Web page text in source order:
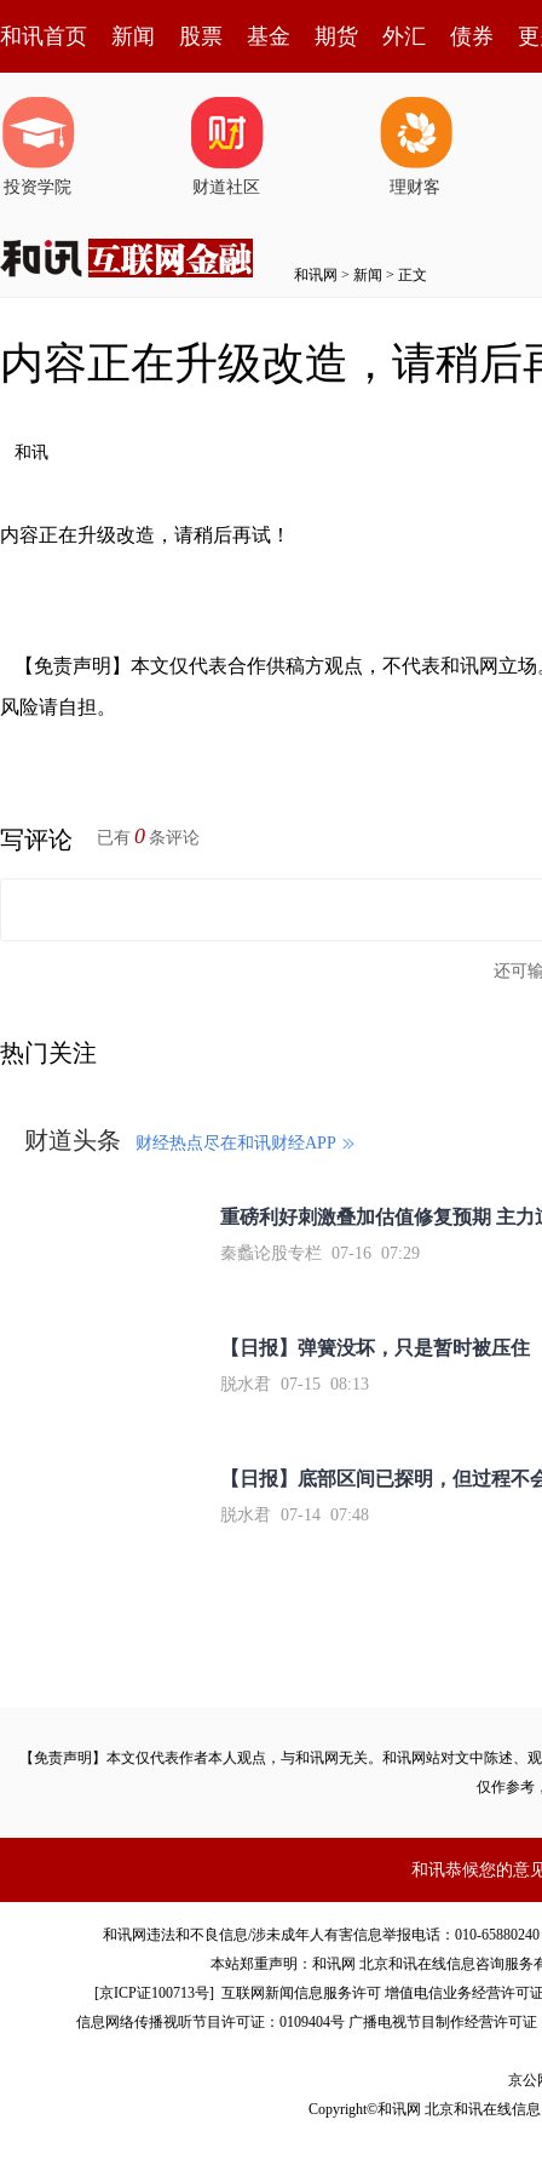
和讯首页 新闻 股票 基金 期货 外汇 债券
投资学院 财道社区 理财客
和讯网 > 新闻 > 正文
内容正在升级改造，请稍后
和讯
内容正在升级改造，请稍后再试！
【免责声明】本文仅代表合作供稿方观点，不代表和讯网立
风险请自担。
写评论 已有 0 条评论
还可
热门关注
财道头条 财经热点尽在和讯财经APP
秦蠡论股专栏 07-16 07:29
【日报】弹簧没坏，只是暂时被压住
脱水君 07-15 08:13
【日报】底部区间已探明，但过程不
脱水君 07-14 07:48
【免责声明】本文仅代表作者本人观点，与和讯网无关。和讯网站对文中陈述
仅作参考
和讯恭候您的意
和讯网违法和不良信息/涉未成年人有害信息举报电话：010-
本站郑重声明：和讯网 北京和讯在线信息咨询服
[京ICP证100713号]互联网新闻信息服务许可 增值电信业务经营许可
信息网络传播视听节目许可证：0109404号 广播电视节目制作经营许可证
京公
Copyright©和讯网 北京和讯在线信